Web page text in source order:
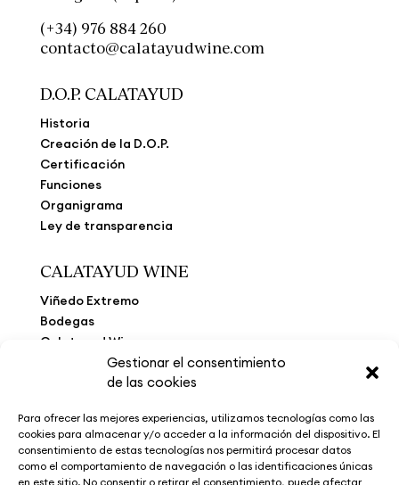
Gestionar el consentimiento
de las cookies
Para ofrecer las mejores experiencias, utilizamos tecnologías como las
cookies para almacenar y/o acceder a la información del dispositivo. El
consentimiento de estas tecnologías nos permitirá procesar datos
como el comportamiento de navegación o las identificaciones únicas
en este sitio. No consentir o retirar el consentimiento, puede afectar
(+34) 976 884 260
contacto@calatayudwine.com
D.O.P. CALATAYUD
Historia
Creación de la D.O.P.
Certificación
Funciones
Organigrama
Ley de transparencia
CALATAYUD WINE
Viñedo Extremo
Bodegas
Calatayud Wine
La Ruta del Vino
Museo del Vino
Contacto